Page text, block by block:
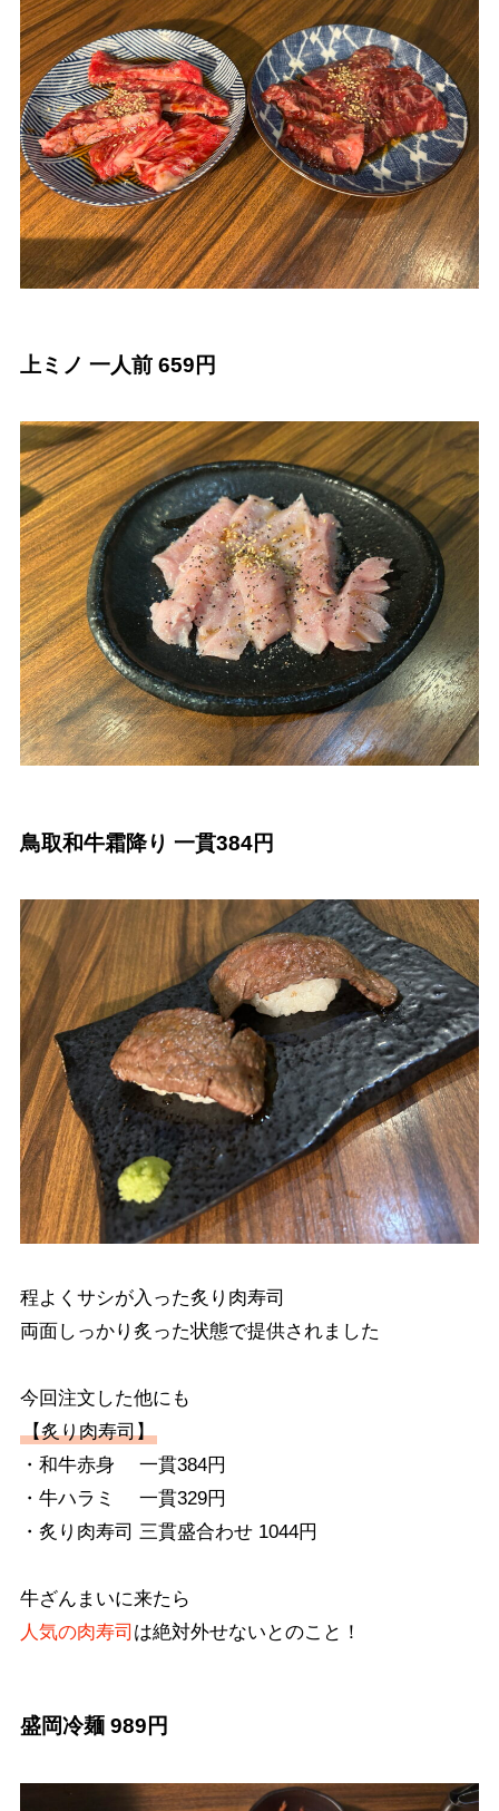
上ミノ 一人前 659円
鳥取和牛霜降り 一貫384円
程よくサシが入った炙り肉寿司
両面しっかり炙った状態で提供されました
今回注文した他にも
【炙り肉寿司】
・和牛赤身 一貫384円
・牛ハラミ 一貫329円
・炙り肉寿司 三貫盛合わせ 1044円
牛ざんまいに来たら
人気の肉寿司 は絶対外せないとのこと！
盛岡冷麺 989円